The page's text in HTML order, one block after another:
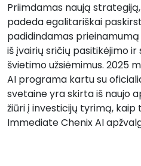
Priimdamas naują
padeda egalitariškai
padidindamas
iš įvairių sričių pasitikėjimo
švietimo užsiėmimus. 2025
AI programa kartu su
svetaine yra skirta iš naujo
žiūri į investicijų tyrimą,
Immediate Chenix AI